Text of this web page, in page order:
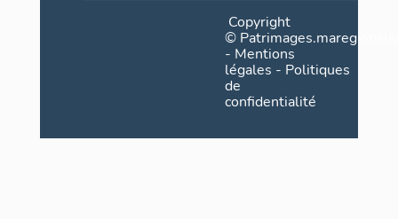
Copyright
©
- Mentions
légales - Politiques
de
confidentialité